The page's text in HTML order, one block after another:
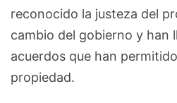
reconocido la justeza del
cambio del gobierno y han
acuerdos que han
propiedad.